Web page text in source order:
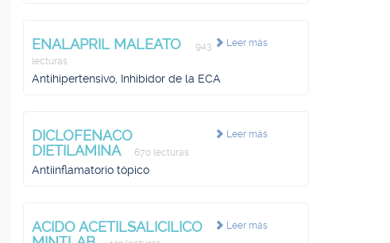
Leer más
ENALAPRIL MALEATO
943
lecturas
Antihipertensivo, Inhibidor de la ECA
Leer más
DICLOFENACO
DIETILAMINA
670 lecturas
Antiinflamatorio tópico
Leer más
ACIDO ACETILSALICILICO